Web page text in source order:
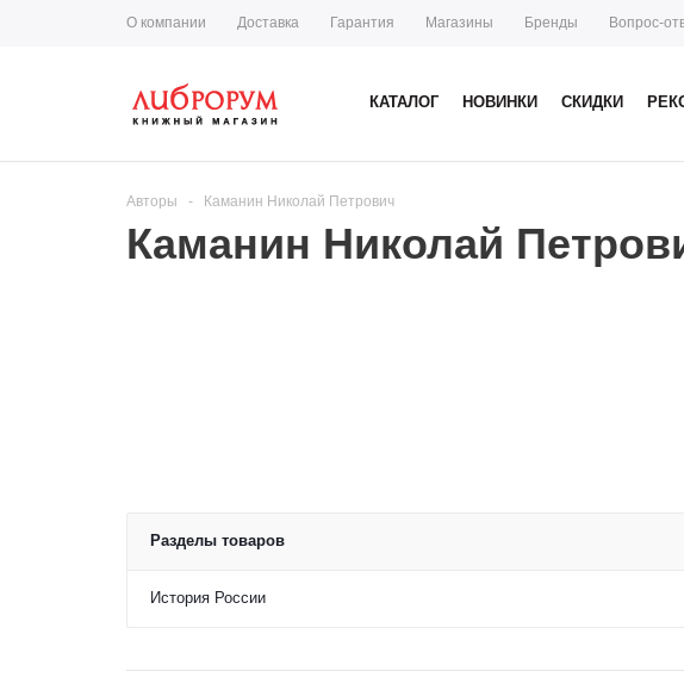
О компании Доставка Гарантия Магазины Бренды Вопрос-
КАТАЛОГ НОВИНКИ СКИДКИ
Авторы - Каманин Николай Петрович
Каманин Николай
Разделы товаров
История России